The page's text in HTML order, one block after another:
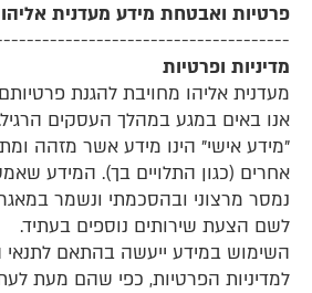
פרטיות ואבטחת מידע מעדנית אליהו
מדיניות ופרטיות
מעדנית אליהו מחויבת להגנת
אנו באים במגע במהלך העסקים הרגיל.
"מידע אישי" הינו מידע אשר מזהה
אחרים (כגון התלויים בך). המידע
נמסר מרצוני ובהסכמתי ונשמר
לשם הצעת שירותים נוספים בעתיד.
השימוש במידע ייעשה בהתאם
למדיניות הפרטיות, כפי שהם מעת